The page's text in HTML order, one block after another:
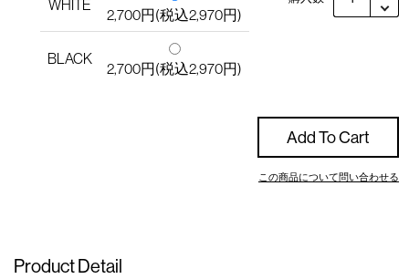
WHITE
2,700円(税込2,970円)
BLACK
2,700円(税込2,970円)
Add To Cart
この商品について問い合わせる
Product Detail